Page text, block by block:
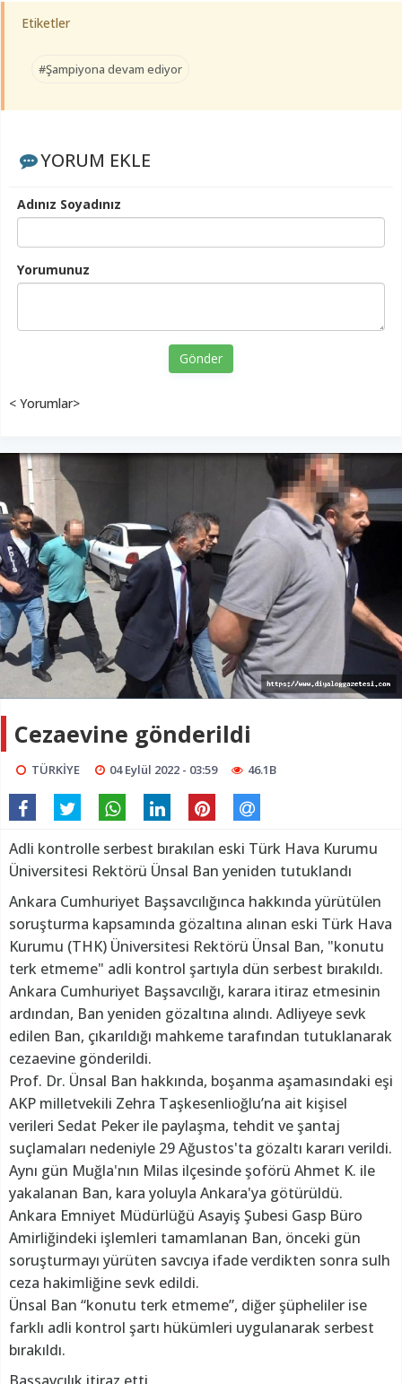
Etiketler
#Şampiyona devam ediyor
YORUM EKLE
Adınız Soyadınız
Yorumunuz
Gönder
< Yorumlar>
Cezaevine gönderildi
TÜRKİYE 04 Eylül 2022 - 03:59 46.1B
Adli kontrolle serbest bırakılan eski Türk Hava Kurumu
Üniversitesi Rektörü Ünsal Ban yeniden tutuklandı
Ankara Cumhuriyet Başsavcılığınca hakkında yürütülen
soruşturma kapsamında gözaltına alınan eski Türk Hava
Kurumu (THK) Üniversitesi Rektörü Ünsal Ban, "konutu
terk etmeme" adli kontrol şartıyla dün serbest bırakıldı.
Ankara Cumhuriyet Başsavcılığı, karara itiraz etmesinin
ardından, Ban yeniden gözaltına alındı. Adliyeye sevk
edilen Ban, çıkarıldığı mahkeme tarafından tutuklanarak
cezaevine gönderildi.
Prof. Dr. Ünsal Ban hakkında, boşanma aşamasındaki eşi
AKP milletvekili Zehra Taşkesenlioğlu’na ait kişisel
verileri Sedat Peker ile paylaşma, tehdit ve şantaj
suçlamaları nedeniyle 29 Ağustos'ta gözaltı kararı verildi.
Aynı gün Muğla'nın Milas ilçesinde şoförü Ahmet K. ile
yakalanan Ban, kara yoluyla Ankara'ya götürüldü.
Ankara Emniyet Müdürlüğü Asayiş Şubesi Gasp Büro
Amirliğindeki işlemleri tamamlanan Ban, önceki gün
soruşturmayı yürüten savcıya ifade verdikten sonra sulh
ceza hakimliğine sevk edildi.
Ünsal Ban “konutu terk etmeme”, diğer şüpheliler ise
farklı adli kontrol şartı hükümleri uygulanarak serbest
bırakıldı.